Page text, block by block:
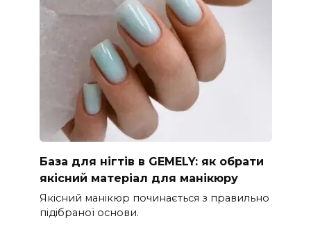
База для нігтів в GEMELY: як обрати
якісний матеріал для манікюру
Якісний манікюр починається з правильно
підібраної основи.